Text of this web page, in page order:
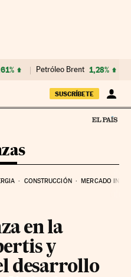
Petróleo Brent 1,28%
SUSCRÍBETE
CONSTRUCCIÓN MERCADO
en la
y
desarrollo